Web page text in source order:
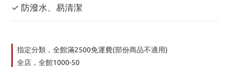
✓ 防潑水、易清潔
指定分類，全館滿2500免運費(部份商品不適用)
全店，全館1000-50